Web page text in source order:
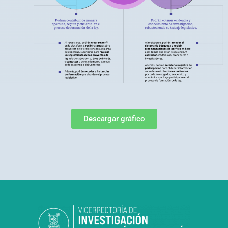
Descargar gráfico